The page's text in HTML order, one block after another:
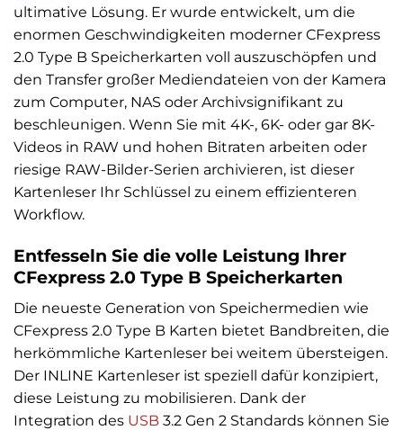
ultimative Lösung. Er wurde entwickelt, um die
enormen Geschwindigkeiten moderner CFexpress
2.0 Type B Speicherkarten voll auszuschöpfen und
den Transfer großer Mediendateien von der Kamera
zum Computer, NAS oder Archivsignifikant zu
beschleunigen. Wenn Sie mit 4K-, 6K- oder gar 8K-
Videos in RAW und hohen Bitraten arbeiten oder
riesige RAW-Bilder-Serien archivieren, ist dieser
Kartenleser Ihr Schlüssel zu einem effizienteren
Workflow.
Entfesseln Sie die volle Leistung Ihrer
CFexpress 2.0 Type B Speicherkarten
Die neueste Generation von Speichermedien wie
CFexpress 2.0 Type B Karten bietet Bandbreiten, die
herkömmliche Kartenleser bei weitem übersteigen.
Der INLINE Kartenleser ist speziell dafür konzipiert,
diese Leistung zu mobilisieren. Dank der
Integration des USB 3.2 Gen 2 Standards können Sie